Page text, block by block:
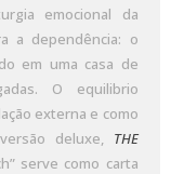
emocional da
a dependência: o
em uma casa de
O equilibrio
externa e como
deluxe, THE
serve como carta